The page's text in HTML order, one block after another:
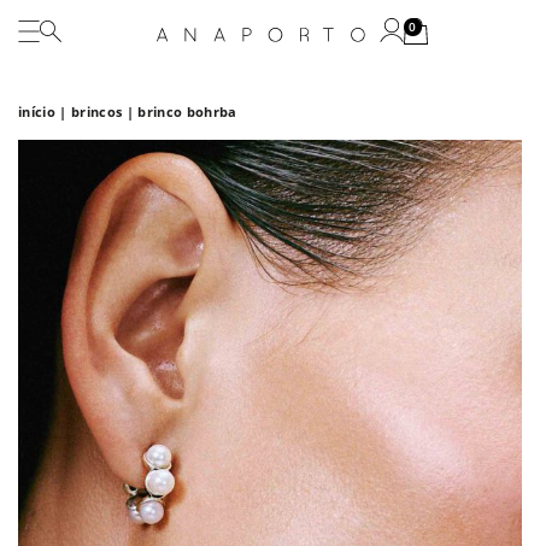
0
início| brincos | brinco bohrba